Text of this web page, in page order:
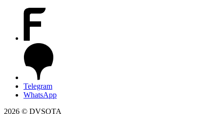
Telegram
WhatsApp
2026 © DVSOTA